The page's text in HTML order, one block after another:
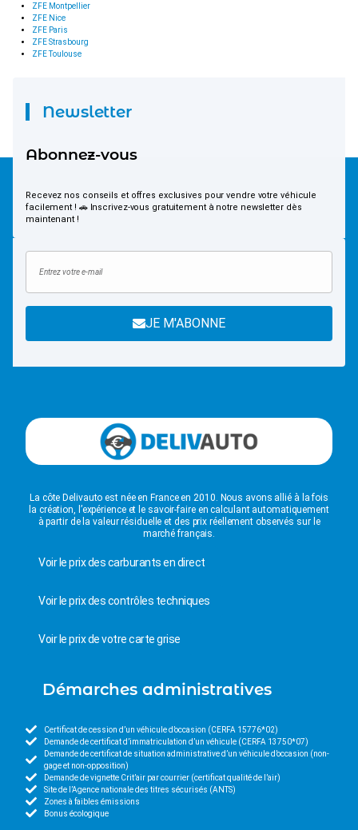
ZFE Montpellier
ZFE Nice
ZFE Paris
ZFE Strasbourg
ZFE Toulouse
Newsletter
Abonnez-vous
Recevez nos conseils et offres exclusives pour vendre votre véhicule
facilement ! 🚗 Inscrivez-vous gratuitement à notre newsletter dès
maintenant !
JE M'ABONNE
La côte Delivauto est née en France en 2010. Nous avons allié à la fois
la création, l’expérience et le savoir-faire en calculant automatiquement
à partir de la valeur résiduelle et des prix réellement observés sur le
marché français.
Voir le prix des carburants en direct
Voir le prix des contrôles techniques
Voir le prix de votre carte grise
Démarches administratives
Certificat de cession d’un véhicule d’occasion (CERFA 15776*02)
Demande de certificat d’immatriculation d’un véhicule (CERFA 13750*07)
Demande de certificat de situation administrative d’un véhicule d’occasion (non-
gage et non-opposition)
Demande de vignette Crit’air par courrier (certificat qualité de l’air)
Site de l’Agence nationale des titres sécurisés (ANTS)
Zones à faibles émissions
Bonus écologique